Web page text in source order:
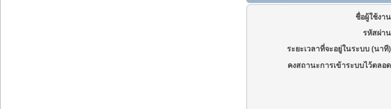
ชื่อผู้ใช้งา
รหัสผ่า
ระยะเวลาที่จะอยู่ในระบบ (นาที
คงสถานะการเข้าระบบไว้ตลอ